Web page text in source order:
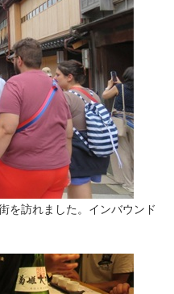
を訪れました。インバウンド